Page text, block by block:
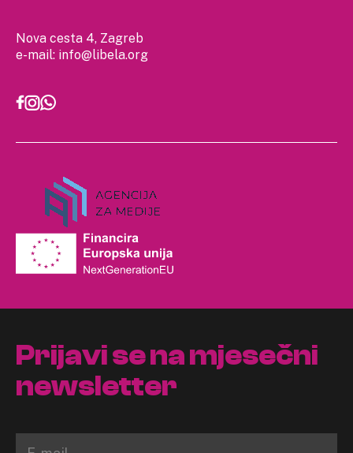
Nova cesta 4, Zagreb
e-mail: info@libela.org
Prijavi se na mjesečni
newsletter